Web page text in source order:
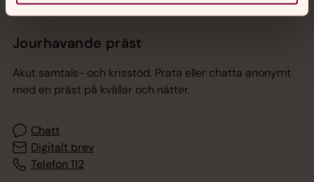
Jourhavande präst
Akut samtals- och krisstöd. Prata eller chatta anonymt
med en präst på kvällar och nätter.
Chatt
Digitalt brev
Telefon 112